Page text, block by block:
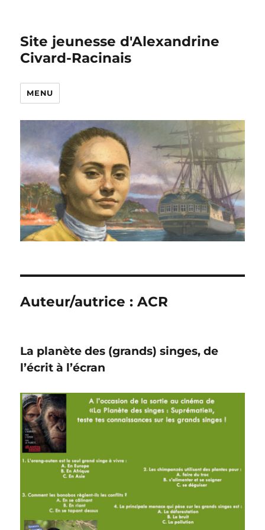
Site jeunesse d'Alexandrine
Civard-Racinais
MENU
Auteur/autrice :ACR
La planète des (grands) singes, de
l’écrit à l’écran